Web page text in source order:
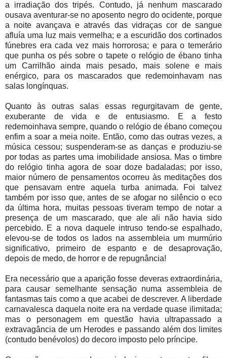
a irradiação dos tripés. Contudo, já nenhum mascarado
ousava aventurar-se no aposento negro do ocidente, porque
a noite avançava e através das vidraças cor de sangue
afluía uma luz mais vermelha; e a escuridão dos cortinados
fúnebres era cada vez mais horrorosa; e para o temerário
que punha os pés sobre o tapete o relógio de ébano tinha
um Carrilhão ainda mais pesado, mais solene e mais
enérgico, para os mascarados que redemoinhavam nas
salas longínquas.
Quanto às outras salas essas regurgitavam de gente,
exuberante de vida e de entusiasmo. E a festo
redemoinhava sempre, quando o relógio de ébano começou
enfim a soar a meia noite. Então, como das outras vezes, a
música cessou; suspenderam-se as danças e produziu-se
por todas as partes uma imobilidade ansiosa. Mas o timbre
do relógio tinha agora de soar doze badaladas; por isso,
maior número de pensamentos ocorreu às meditações dos
que pensavam entre aquela turba animada. Foi talvez
também por isso que, antes de se afogar no silêncio o eco
da última hora, muitas pessoas tiveram tempo de notar a
presença de um mascarado, que ale ali não havia sido
percebido. E a nova daquele intruso tendo-se espalhado,
elevou-se de todos os lados na assembleia um murmúrio
significativo, primeiro de espanto e de desaprovação,
depois de medo, de horror e de repugnância!
Era necessário que a aparição fosse deveras extraordinária,
para causar semelhante sensação numa assembleia de
fantasmas tais como a que acabei de descrever. A liberdade
carnavalesca daquela noite era na verdade quase ilimitada;
mas o personagem em questão havia ultrapassado a
extravagância de um Herodes e passando além dos limites
(contudo benévolos) do decoro imposto pelo príncipe.